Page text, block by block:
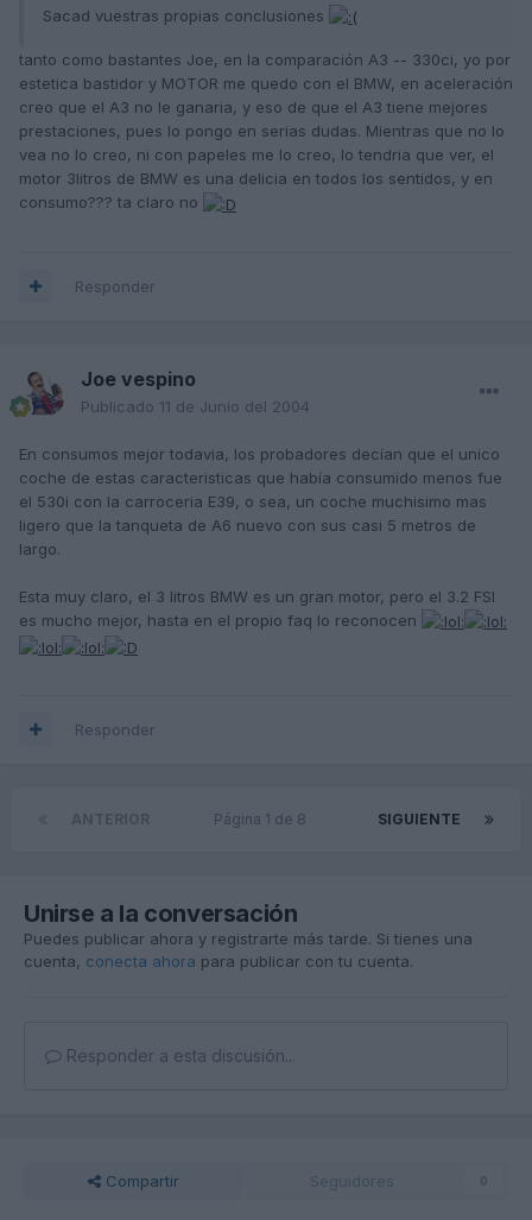
Sacad vuestras propias conclusiones
tanto como bastantes Joe, en la comparación A3 -- 330ci, yo por
estetica bastidor y MOTOR me quedo con el BMW, en aceleración
creo que el A3 no le ganaria, y eso de que el A3 tiene mejores
prestaciones, pues lo pongo en serias dudas. Mientras que no lo
vea no lo creo, ni con papeles me lo creo, lo tendria que ver, el
motor 3litros de BMW es una delicia en todos los sentidos, y en
consumo??? ta claro no
Responder
Joe vespino
Publicado 11 de Junio del 2004
En consumos mejor todavia, los probadores decían que el unico
coche de estas caracteristicas que había consumido menos fue
el 530i con la carroceria E39, o sea, un coche muchisimo mas
ligero que la tanqueta de A6 nuevo con sus casi 5 metros de
largo.
Esta muy claro, el 3 litros BMW es un gran motor, pero el 3.2 FSI
es mucho mejor, hasta en el propio faq lo reconocen
Responder
SIGUIENTE
Página 1 de 8
Unirse a la conversación
Puedes publicar ahora y registrarte más tarde. Si tienes una
cuenta, conecta ahora para publicar con tu cuenta.
Responder a esta discusión...
Compartir Seguidores 0